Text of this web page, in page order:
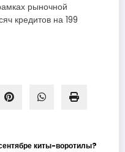
рыночной
кредитов на 199
киты-воротилы?